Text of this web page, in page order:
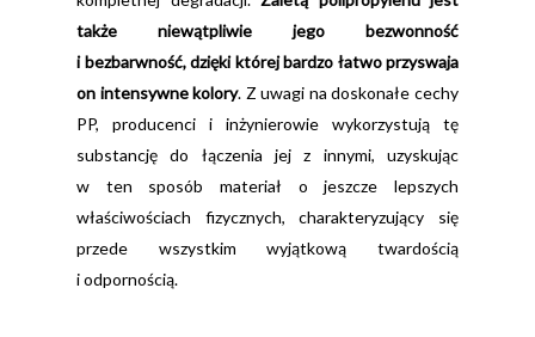
także niewątpliwie jego bezwonność
i bezbarwność, dzięki której bardzo łatwo przyswaja
on intensywne kolory. Z uwagi na doskonałe cechy
PP, producenci i inżynierowie wykorzystują tę
substancję do łączenia jej z innymi, uzyskując
w ten sposób materiał o jeszcze lepszych
właściwościach fizycznych, charakteryzujący się
przede wszystkim wyjątkową twardością
i odpornością.